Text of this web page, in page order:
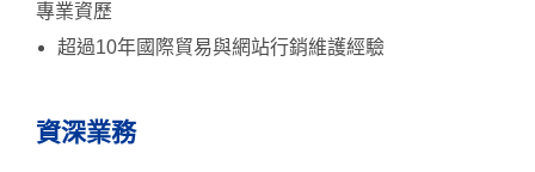
專業資歷
超過10年國際貿易與網站行銷維護經驗
資深業務